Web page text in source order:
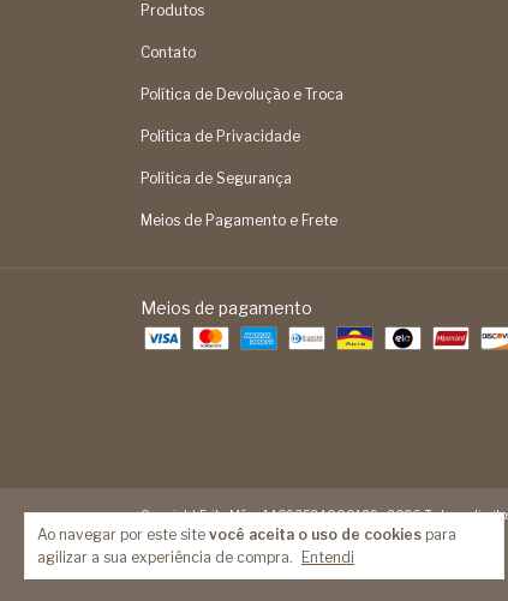
Ao navegar por este site você aceita o uso de cookies para
agilizar a sua experiência de compra.
Entendi
Produtos
Contato
Política de Devolução e Troca
Política de Privacidade
Política de Segurança
Meios de Pagamento e Frete
Meios de pagamento
Copyright Feita Mão - 14093524000189 - 2026. Todos os direitos